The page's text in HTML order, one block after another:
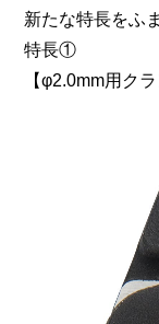
新たな特長をふ
特長①
【φ2.0mm用ク